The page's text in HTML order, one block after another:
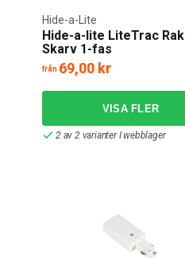
Hide-a-lite LiteTrac Rak
Skarv 1-fas
Hide-a-Lite
från 69,00 kr
2 av 2 varianter I webblager